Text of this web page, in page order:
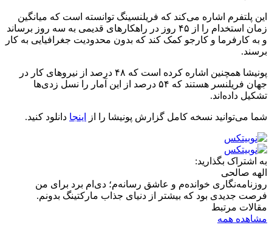
این پلتفرم اشاره می‌کند که فریلنسینگ توانسته است که میانگین
زمان استخدام را از ۴۵ روز در راهکار‌های قدیمی به سه روز برساند
و به کارفرما و کارجو کمک کند که بدون محدودیت جغرافیایی به کار
برسند.
پونیشا همچنین اشاره کرده است که ۴۸ درصد از نیروهای کار در
جهان فریلنسر هستند که ۵۴ درصد از این آمار را نسل زدی‌ها
تشکیل داده‌اند.
شما می‌توانید نسخه کامل گزارش پونیشا را از اینجا دانلود کنید.
به اشتراک بگذارید:
الهه صالحی
روزنامه‌نگاری خوانده‌م و عاشق رسانه‌م؛ دی‌ام برد برای من
فرصت جدیدی بود که بیشتر از دنیای جذاب مارکتینگ بدونم.
مقالات مرتبط
مشاهده همه